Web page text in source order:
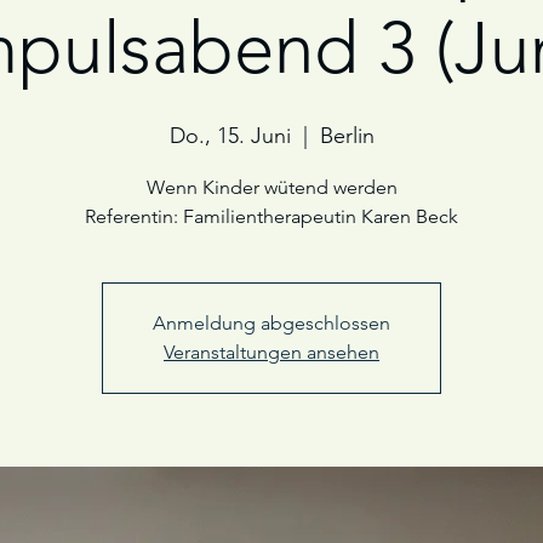
3
Do., 15. Juni Berlin
Wenn Kinder wütend werden
Referentin: Familientherapeutin Karen Beck
Anmeldung abgeschlossen
Veranstaltungen ansehen